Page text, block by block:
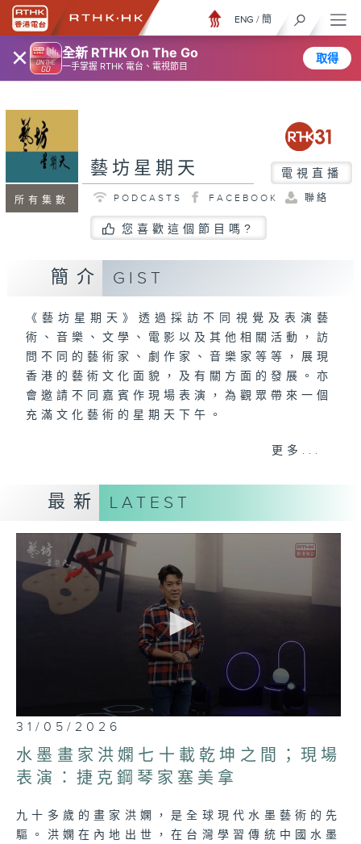
× 全新 RTHK On The Go
一手掌握 RTHK 電台、電視節目
取得
ENG / 簡
所有集數
藝坊星期天 電視直播
PODCASTS FACEBOOK 聯絡
您喜歡這個節目嗎?
簡介 GIST
《藝坊星期天》透過採訪不同視覺及表演藝
術、音樂、文學、電影以及其他相關活動，訪
問不同的藝術家、劇作家、音樂家等等，展現
香港的藝術文化面貌，及有關方面的發展。亦
會邀請不同嘉賓作現場表演，為觀眾帶來一個
充滿文化藝術的星期天下午。
港台電台31
Facebook 專頁 RTHK's The Works
https://www.facebook.com/
更多...
最新 LATEST
0
seconds
of
21
minutes,
36
31/05/2026
水墨畫家洪嫻七十載乾坤之間；現場
表演：捷克鋼琴家塞美拿
九十多歲的畫家洪嫻，是全球現代水墨藝術的先
驅。洪嫻在內地出世，在台灣學習傳統中國水墨